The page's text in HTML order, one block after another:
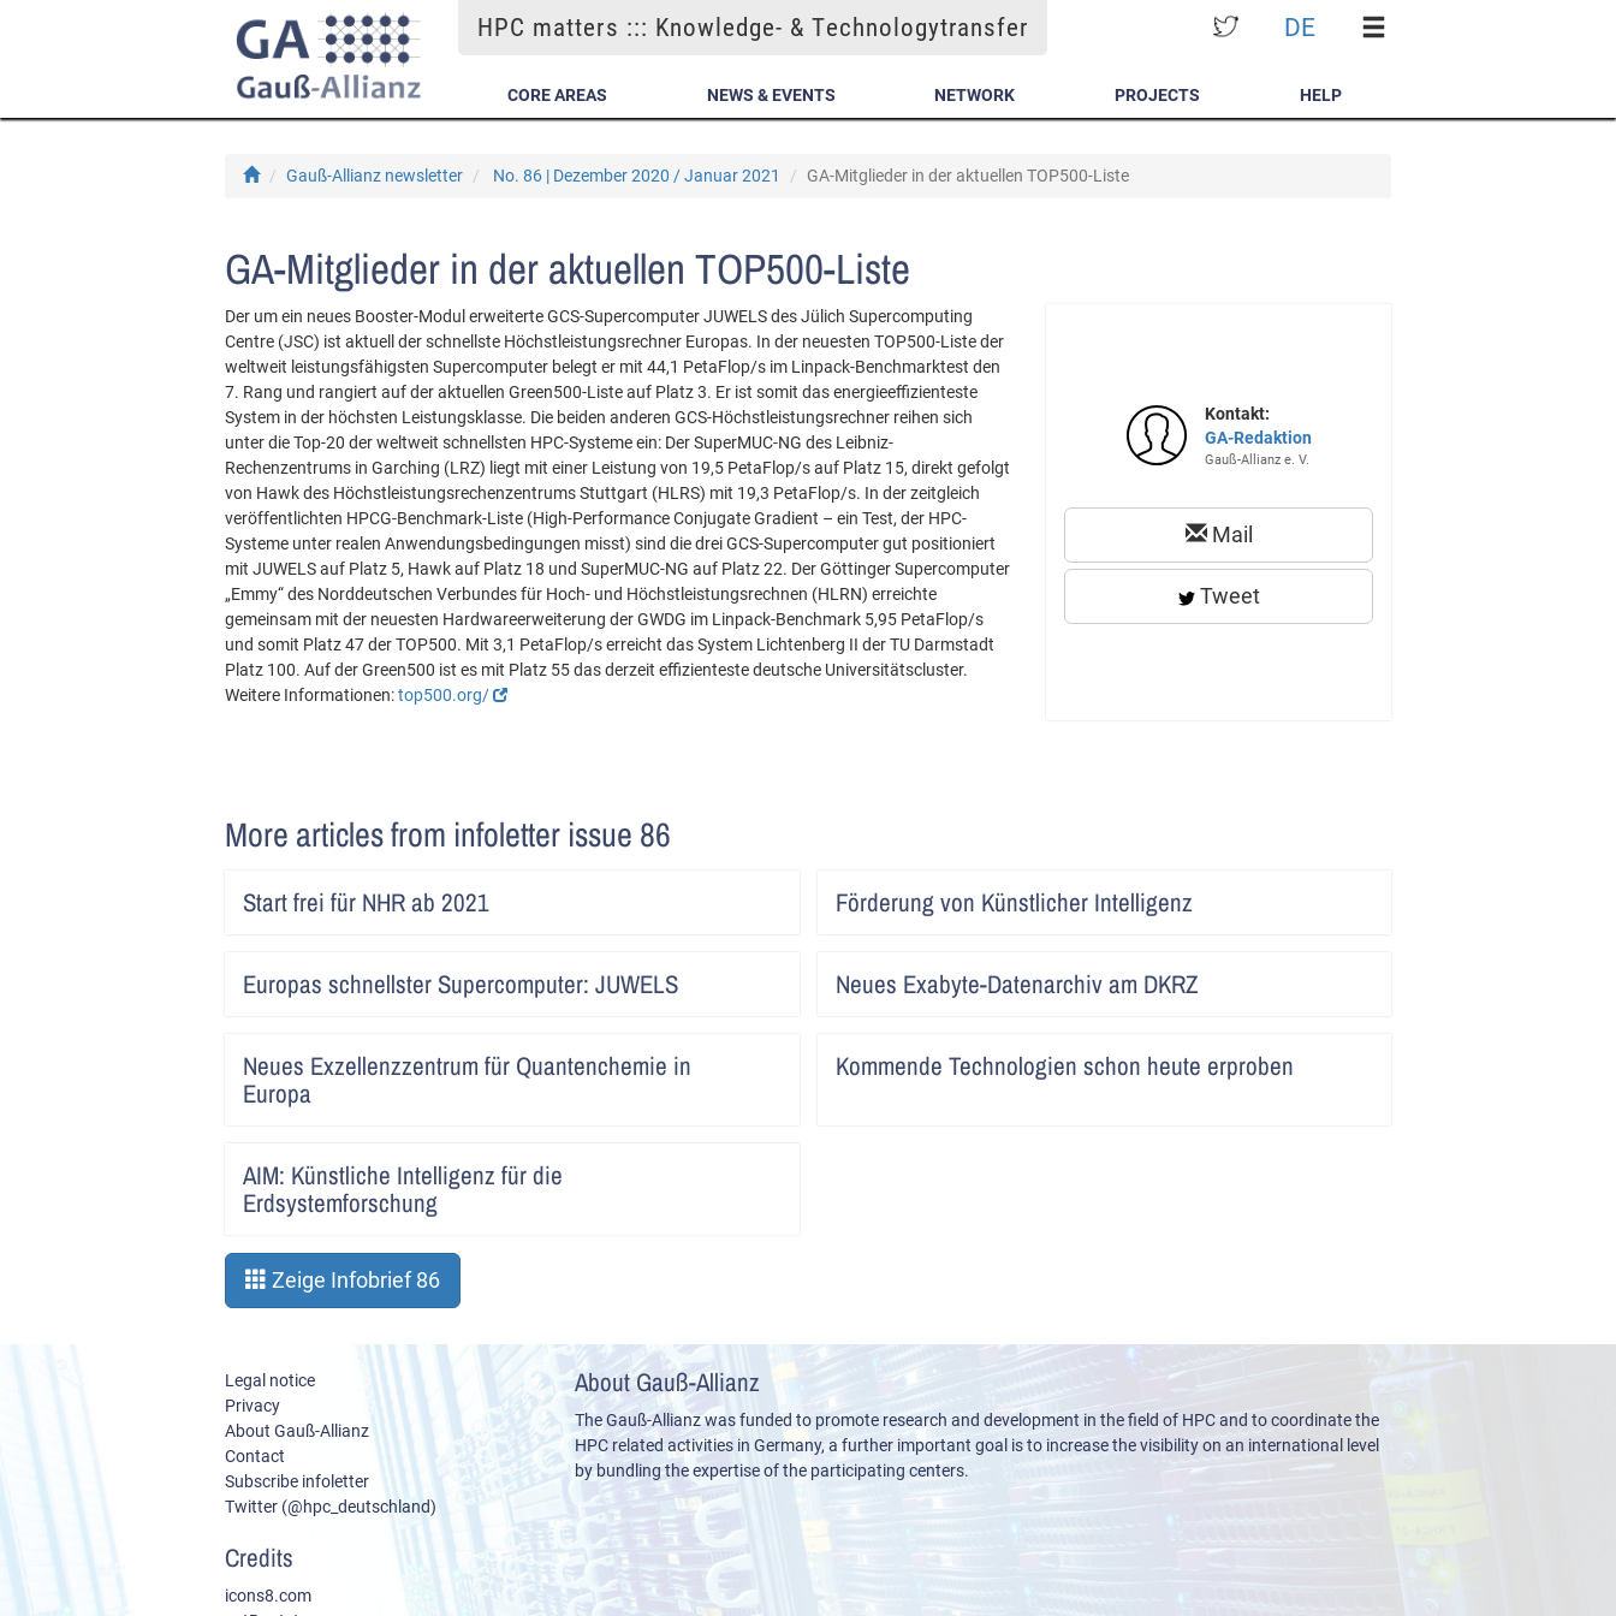
HPC matters ::: Knowledge- & Technologytransfer DE
CORE AREAS NEWS & EVENTS NETWORK PROJECTS HELP
Gauß-Allianz newsletter No. 86 | Dezember 2020 / Januar 2021 GA-Mitglieder in der aktuellen TOP500-Liste
GA-Mitglieder in der aktuellen TOP500-Liste
Der um ein neues Booster-Modul erweiterte GCS-Supercomputer JUWELS des Jülich Supercomputing
Centre (JSC) ist aktuell der schnellste Höchstleistungsrechner Europas. In der neuesten TOP500-Liste der
weltweit leistungsfähigsten Supercomputer belegt er mit 44,1 PetaFlop/s im Linpack-Benchmarktest den
7. Rang und rangiert auf der aktuellen Green500-Liste auf Platz 3. Er ist somit das energieeffizienteste
System in der höchsten Leistungsklasse. Die beiden anderen GCS-Höchstleistungsrechner reihen sich
unter die Top-20 der weltweit schnellsten HPC-Systeme ein: Der SuperMUC-NG des Leibniz-
Rechenzentrums in Garching (LRZ) liegt mit einer Leistung von 19,5 PetaFlop/s auf Platz 15, direkt gefolgt
von Hawk des Höchstleistungsrechenzentrums Stuttgart (HLRS) mit 19,3 PetaFlop/s. In der zeitgleich
veröffentlichten HPCG-Benchmark-Liste (High-Performance Conjugate Gradient – ein Test, der HPC-
Systeme unter realen Anwendungsbedingungen misst) sind die drei GCS-Supercomputer gut positioniert
mit JUWELS auf Platz 5, Hawk auf Platz 18 und SuperMUC-NG auf Platz 22. Der Göttinger Supercomputer
„Emmy“ des Norddeutschen Verbundes für Hoch- und Höchstleistungsrechnen (HLRN) erreichte
gemeinsam mit der neuesten Hardwareerweiterung der GWDG im Linpack-Benchmark 5,95 PetaFlop/s
und somit Platz 47 der TOP500. Mit 3,1 PetaFlop/s erreicht das System Lichtenberg II der TU Darmstadt
Platz 100. Auf der Green500 ist es mit Platz 55 das derzeit effizienteste deutsche Universitätscluster.
Weitere Informationen:top500.org/
Kontakt:
GA-Redaktion
Gauß-Allianz e. V.
Mail
Tweet
More articles from infoletter issue 86
Start frei für NHR ab 2021 Förderung von Künstlicher Intelligenz
Europas schnellster Supercomputer: JUWELS Neues Exabyte-Datenarchiv am DKRZ
Neues Exzellenzzentrum für Quantenchemie in
Europa
Kommende Technologien schon heute erproben
AIM: Künstliche Intelligenz für die
Erdsystemforschung
Zeige Infobrief 86
Legal notice
Privacy
About Gauß-Allianz
Contact
Subscribe infoletter
Twitter (@hpc_deutschland)
Credits
icons8.com
About Gauß-Allianz
The Gauß-Allianz was funded to promote research and development in the field of HPC and to coordinate the
HPC related activities in Germany, a further important goal is to increase the visibility on an international level
by bundling the expertise of the participating centers.